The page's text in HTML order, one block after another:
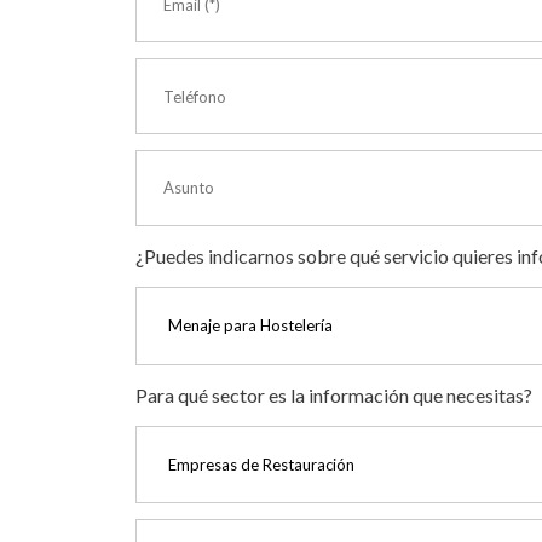
¿Puedes indicarnos sobre qué servicio quieres
Para qué sector es la información que necesitas?